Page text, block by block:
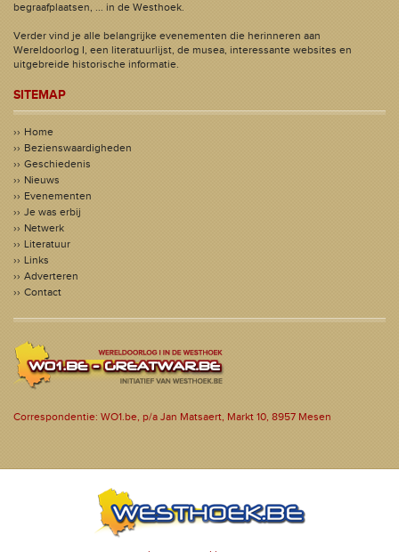
begraafplaatsen, ... in de Westhoek.
Verder vind je alle belangrijke evenementen die herinneren aan
Wereldoorlog I, een literatuurlijst, de musea, interessante websites en
uitgebreide historische informatie.
SITEMAP
Home
Bezienswaardigheden
Geschiedenis
Nieuws
Evenementen
Je was erbij
Netwerk
Literatuur
Links
Adverteren
Contact
Correspondentie: WO1.be, p/a Jan Matsaert, Markt 10, 8957 Mesen